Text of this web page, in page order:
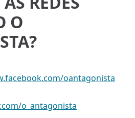
O
oantagonista
o_antagonista